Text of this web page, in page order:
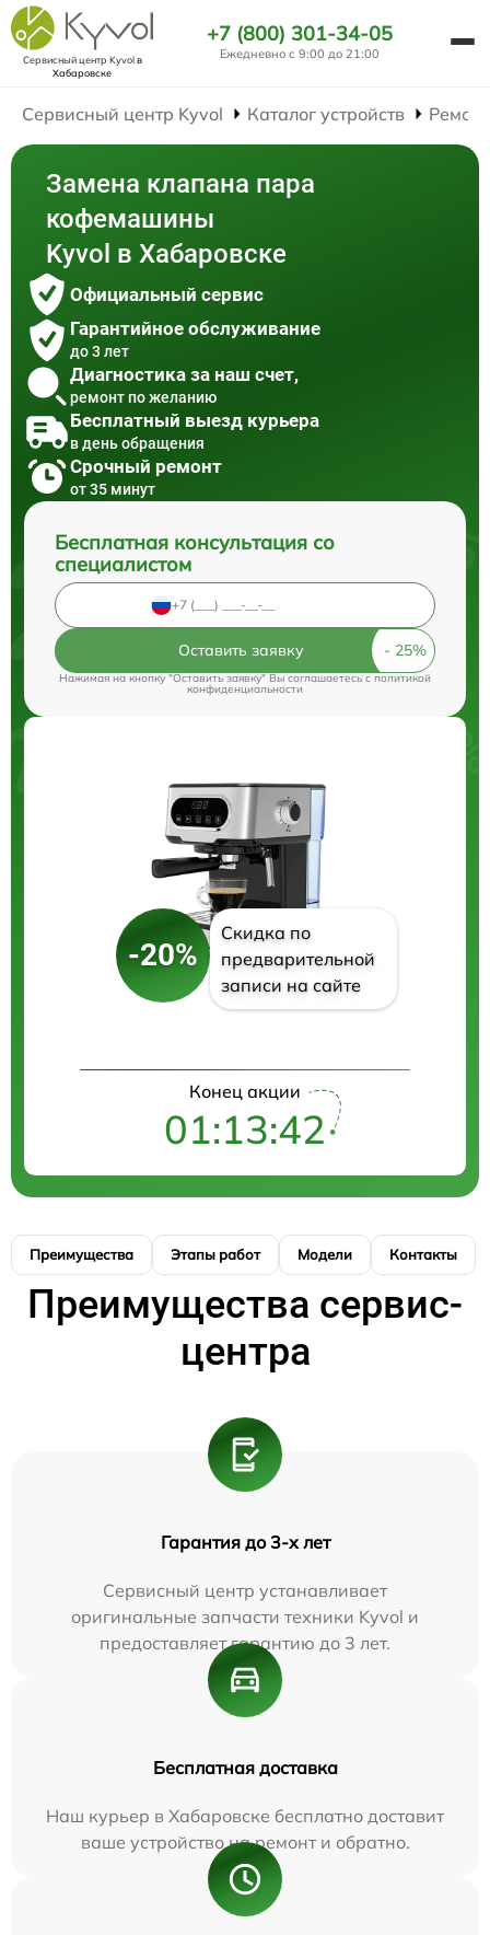
Сервисный центр Kyvolв
Хабаровске
+7 (800) 301-34-05
Ежедневно с 9:00 до 21:00
Сервисный центр Kyvol Каталог устройств
Замена клапана пара
кофемашины
Kyvol в Хабаровске
Официальный сервис
Гарантийное обслуживание
до 3 лет
Диагностика за наш счет,
ремонт по желанию
Бесплатный выезд курьера
в день обращения
Срочный ремонт
от 35 минут
Бесплатная консультация со
специалистом
Оставить заявку
Нажимая на кнопку "Оставить заявку" Вы соглашаетесь cполитикой
конфиденциальности
-20%
Скидка по
предварительной
записи на сайте
Конец акции
01:13:42
Преимущества Этапы работ Модели Контакты
Преимущества сервис-
центра
Гарантия до 3-х лет
Сервисный центр устанавливает
оригинальные запчасти техники Kyvol и
предоставляет гарантию до 3 лет.
Бесплатная доставка
Наш курьер в Хабаровске бесплатно доставит
ваше устройство на ремонт и обратно.